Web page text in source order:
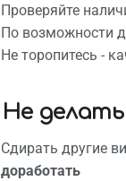
Проверяйте
По возможности
Не торопитесь -
Не делать
Сдирать другие
доработать